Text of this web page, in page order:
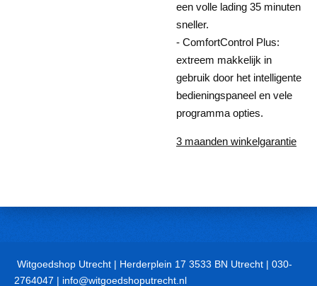
een volle lading 35 minuten
sneller.
- ComfortControl Plus:
extreem makkelijk in
gebruik door het intelligente
bedieningspaneel en vele
programma opties.
3 maanden winkelgarantie
Witgoedshop Utrecht | Herderplein 17 3533 BN Utrecht | 030-
2764047 | info@witgoedshoputrecht.nl